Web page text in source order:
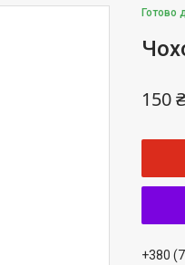
Готово
150 ₴
+380